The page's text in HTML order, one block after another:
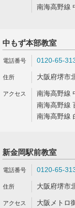
南海高野線
中もず本部教室
0120-65-
大阪府堺市
南海高野線
南海高野線
南海高野線
新金岡駅前教室
0120-65-
大阪府堺市
大阪メトロ